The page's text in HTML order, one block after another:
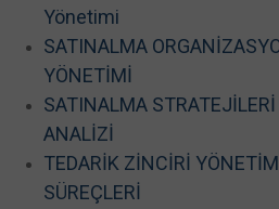
Yönetimi
SATINALMA
YÖNETİMİ
SATINALMA STRATEJİLERİ
ANALİZİ
TEDARİK ZİNCİRİ
SÜREÇLERİ